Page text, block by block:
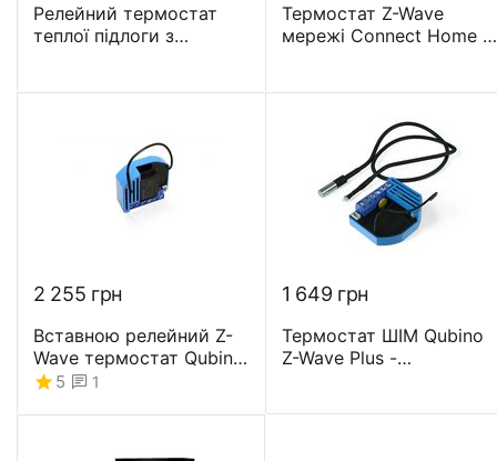
Релейний термостат
теплої підлоги з
Термостат Z-Wave
мережі Connect Home -
2 255 грн
Вставною релейний Z-
Wave термостат Qubino
- GOAEZMNHID1
5 1
1 649 грн
Термостат ШІМ Qubino
Z-Wave Plus -